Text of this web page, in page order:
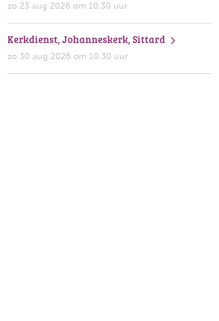
zo 23 aug 2026 om 10.30 uur
Kerkdienst, Johanneskerk, Sittard
zo 30 aug 2026 om 10.30 uur